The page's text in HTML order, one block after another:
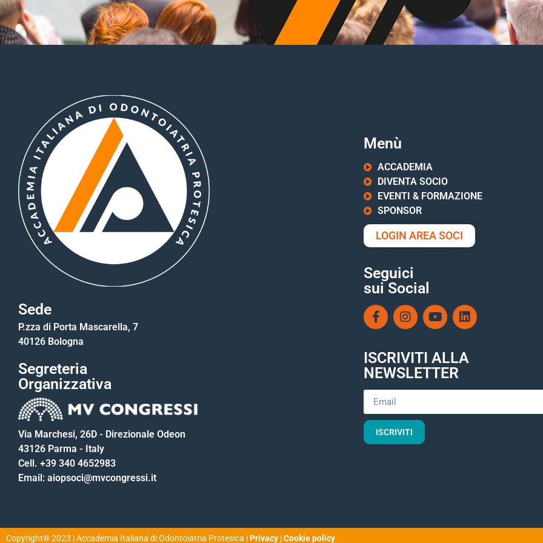
Sede
P.zza di Porta Mascarella, 7
40126 Bologna
Segreteria
Organizzativa
Via Marchesi, 26D - Direzionale Odeon
43126 Parma - Italy
Cell. +39 340 4652983
Email: aiopsoci@mvcongressi.it
Menù
ACCADEMIA
DIVENTA SOCIO
EVENTI & FORMAZIONE
SPONSOR
LOGIN AREA SOCI
Seguici
sui Social
ISCRIVITI ALLA
NEWSLETTER
ISCRIVITI
Copyright® 2023 | Accademia Italiana di Odontoiatria Protesica |Privacy |Cookie policy